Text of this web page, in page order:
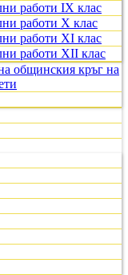
работи IX клас
работи X клас
работи XI клас
работи XII клас
общинския кръг на